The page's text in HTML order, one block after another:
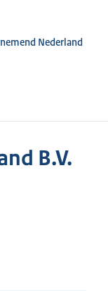
Nederland
B.V.